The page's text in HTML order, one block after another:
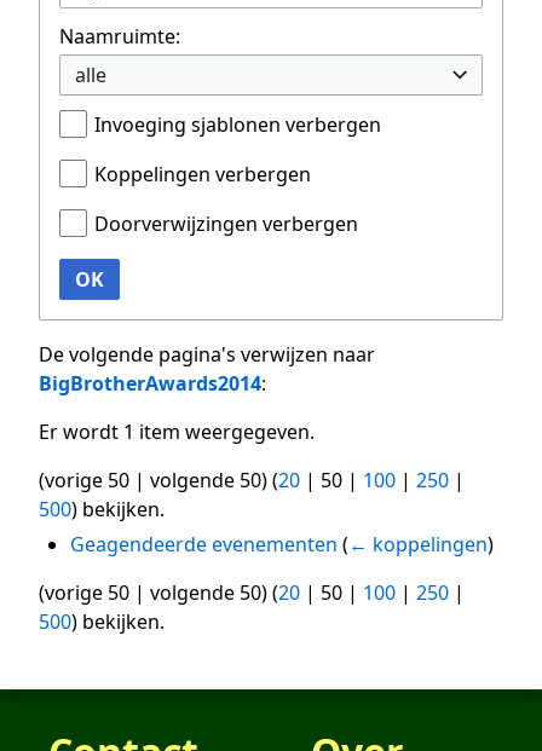
Naamruimte:
alle
Invoeging sjablonen verbergen
Koppelingen verbergen
Doorverwijzingen verbergen
OK
De volgende pagina's verwijzen naar
BigBrotherAwards2014:
Er wordt 1 item weergegeven.
(vorige 50 | volgende 50) (20 | 50 | 100 | 250 |
500) bekijken.
Geagendeerde evenementen (← koppelingen)
(vorige 50 | volgende 50) (20 | 50 | 100 | 250 |
500) bekijken.